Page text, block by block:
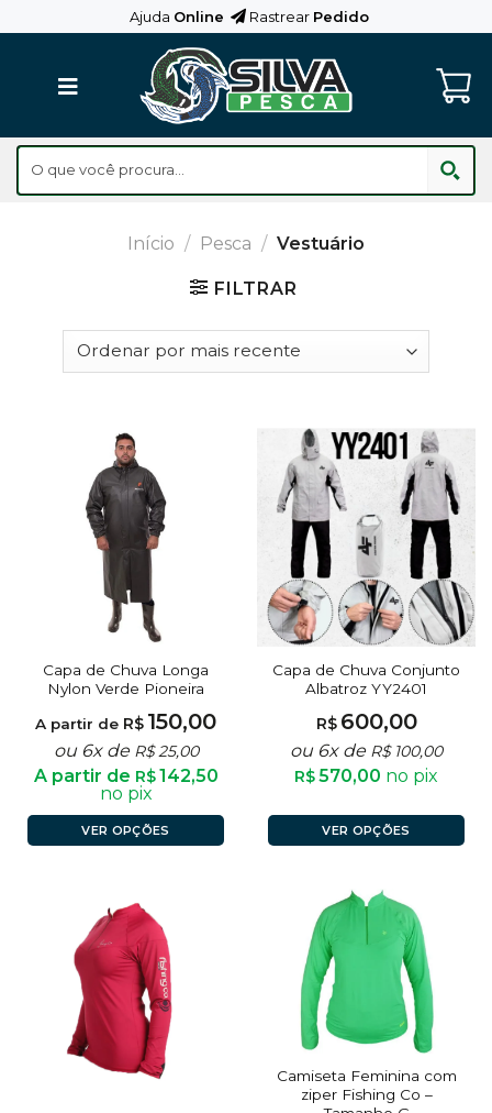
Ajuda Online Rastrear Pedido
Início / Pesca / Vestuário
FILTRAR
Capa de Chuva Longa
Nylon Verde Pioneira
A partir de R$ 150,00
ou 6x de R$25,00
A partir de R$142,50
no pix
VER OPÇÕES
Capa de Chuva Conjunto
Albatroz YY2401
R$ 600,00
ou 6x de R$ 100,00
R$570,00 no pix
VER OPÇÕES
Camiseta Feminina com
ziper Fishing Co –